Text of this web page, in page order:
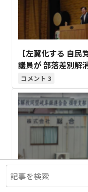
【左翼化する 自
議員が 部落差別解
3
岐阜の同和取材で